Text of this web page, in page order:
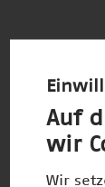
Auf
wir
Wir